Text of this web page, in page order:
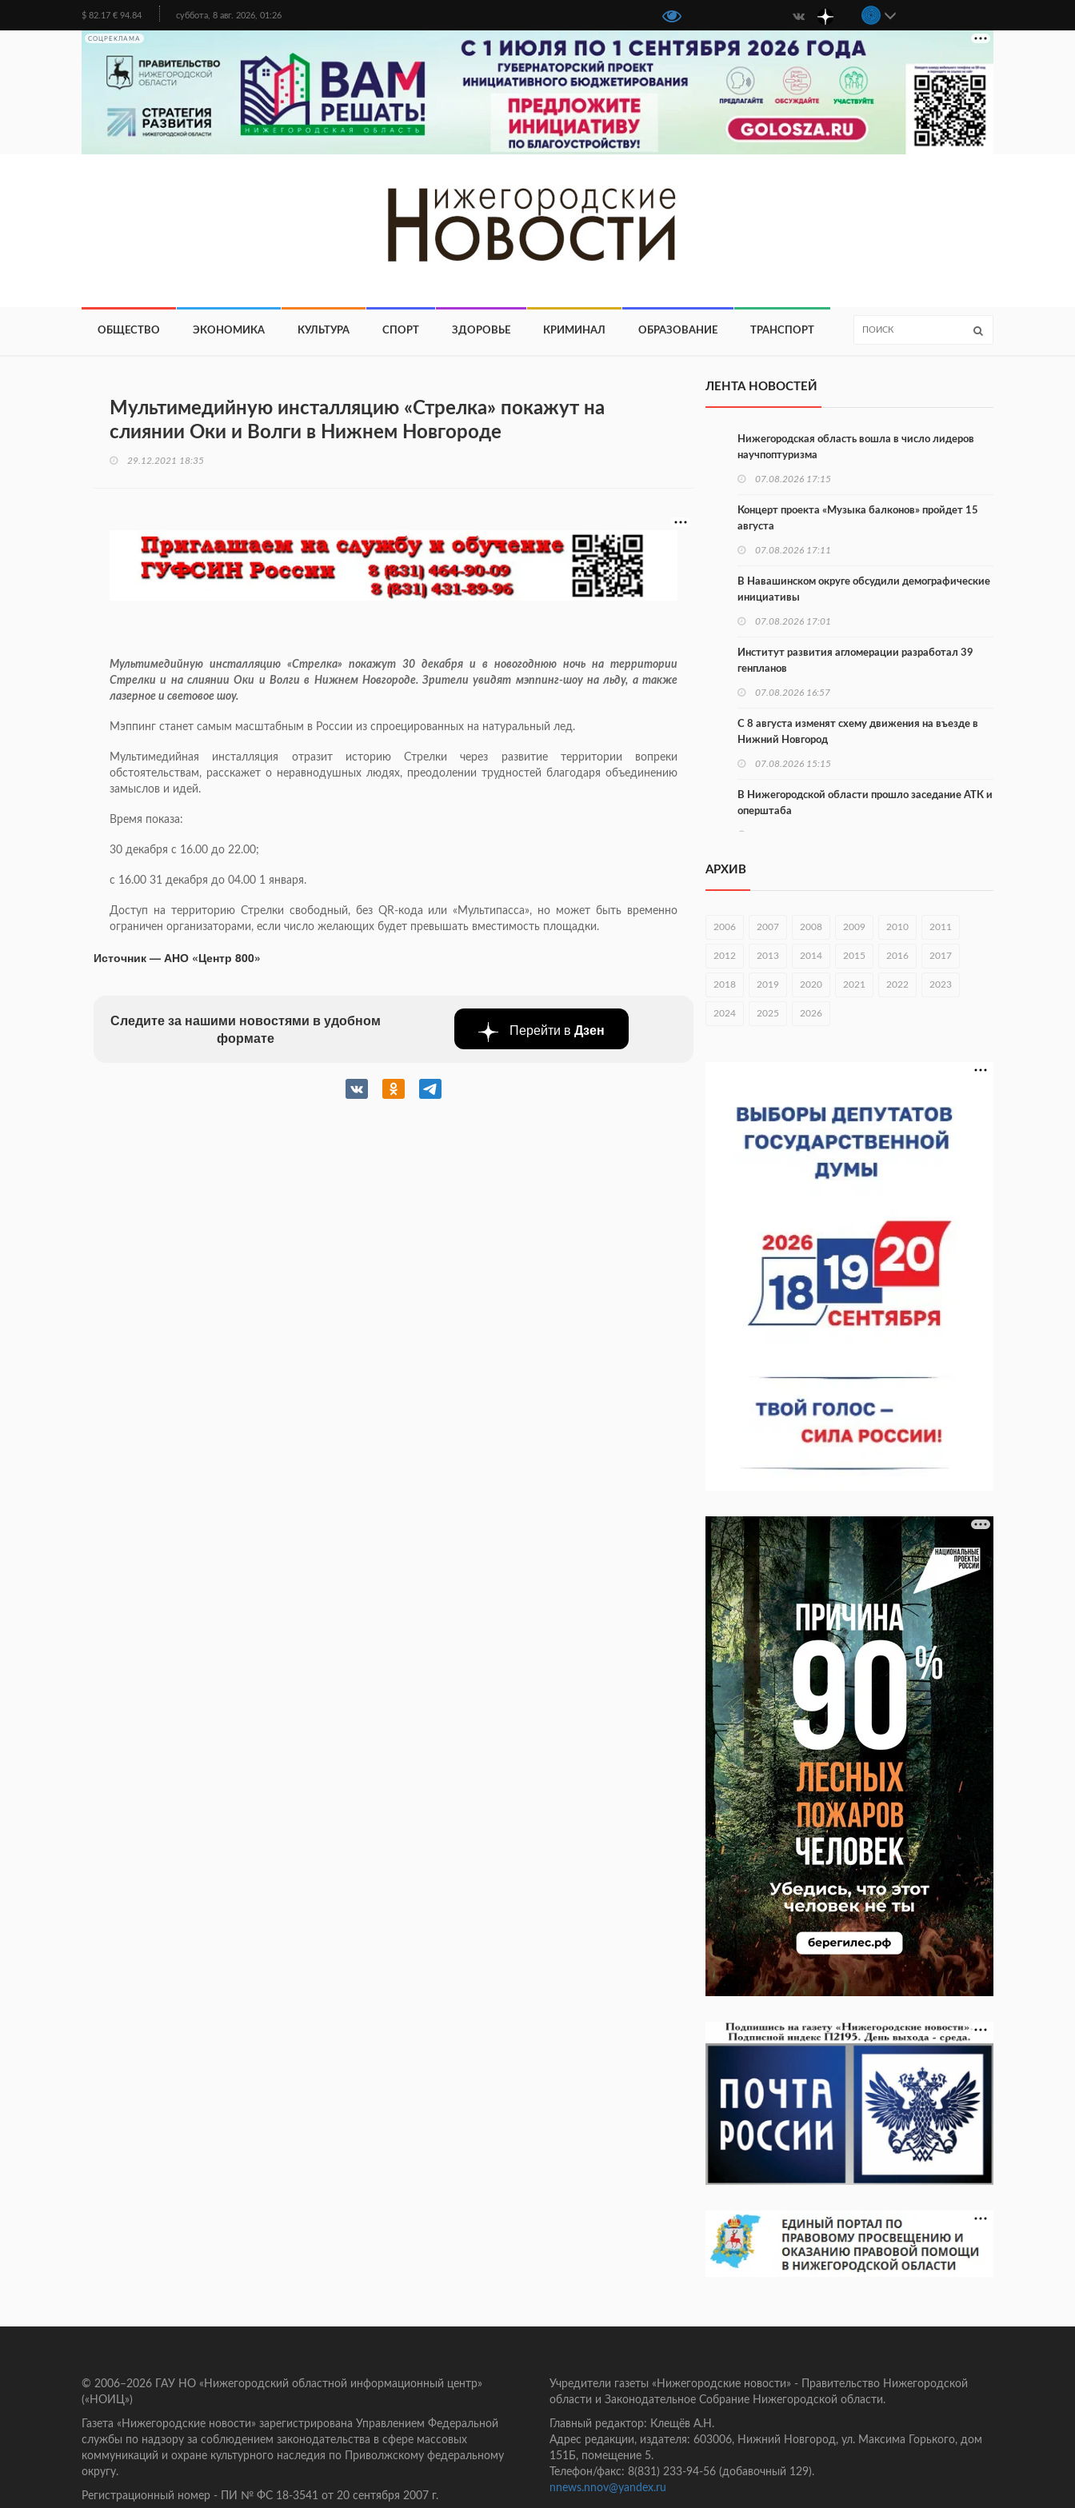
$ 82.17 € 94.84 суббота, 8 авг. 2026, 01:26
СОЦРЕКЛАМА
ОБЩЕСТВО ЭКОНОМИКА КУЛЬТУРА СПОРТ ЗДОРОВЬЕ КРИМИНАЛ ОБРАЗОВАНИЕ ТРАНСПОРТ
Мультимедийную инсталляцию «Стрелка» покажут на
слиянии Оки и Волги в Нижнем Новгороде
29.12.2021 18:35
Мультимедийную инсталляцию «Стрелка» покажут 30 декабря и в новогоднюю ночь на территории
Стрелки и на слиянии Оки и Волги в Нижнем Новгороде. Зрители увидят мэппинг-шоу на льду, а также
лазерное и световое шоу.
Мэппинг станет самым масштабным в России из спроецированных на натуральный лед.
Мультимедийная инсталляция отразит историю Стрелки через развитие территории вопреки
обстоятельствам, расскажет о неравнодушных людях, преодолении трудностей благодаря объединению
замыслов и идей.
Время показа:
30 декабря с 16.00 до 22.00;
с 16.00 31 декабря до 04.00 1 января.
Доступ на территорию Стрелки свободный, без QR-кода или «Мультипасса», но может быть временно
ограничен организаторами, если число желающих будет превышать вместимость площадки.
Источник — АНО «Центр 800»
Следите за нашими новостями в удобном
формате
Перейти в Дзен
ЛЕНТА НОВОСТЕЙ
Нижегородская область вошла в число лидеров
научпоптуризма
07.08.2026 17:15
Концерт проекта «Музыка балконов» пройдет 15
августа
07.08.2026 17:11
В Навашинском округе обсудили демографические
инициативы
07.08.2026 17:01
Институт развития агломерации разработал 39
генпланов
07.08.2026 16:57
С 8 августа изменят схему движения на въезде в
Нижний Новгород
07.08.2026 15:15
В Нижегородской области прошло заседание АТК и
оперштаба
В Чкаловске спустили на воду «Метеор-120Р»
07.08.2026 14:01
В Нижегородской области выбрали лучшего
07.08.2026 13:48
строителя
07.08.2026 12:15
В Нижнем Новгороде прошло совещание
Росгвардии
07.08.2026 12:04
Кратковременные перерывы вещания
телерадиопрограмм ожидаются в Нижнем
Новгороде до 16 августа в связи с покраской
телебашни
07.08.2026 11:20
АРХИВ
2006 2007 2008 2009 2010 2011
2012 2013 2014 2015 2016 2017
2018 2019 2020 2021 2022 2023
2024 2025 2026
© 2006–2026 ГАУ НО «Нижегородский областной информационный центр»
(«НОИЦ»)
Газета «Нижегородские новости» зарегистрирована Управлением Федеральной
службы по надзору за соблюдением законодательства в сфере массовых
коммуникаций и охране культурного наследия по Приволжскому федеральному
округу.
Регистрационный номер - ПИ № ФС 18-3541 от 20 сентября 2007 г.
Учредители газеты «Нижегородские новости» - Правительство Нижегородской
области и Законодательное Собрание Нижегородской области.
Главный редактор: Клещёв А.Н.
Адрес редакции, издателя: 603006, Нижний Новгород, ул. Максима Горького, дом
151Б, помещение 5.
Телефон/факс: 8(831) 233-94-56 (добавочный 129).
nnews.nnov@yandex.ru